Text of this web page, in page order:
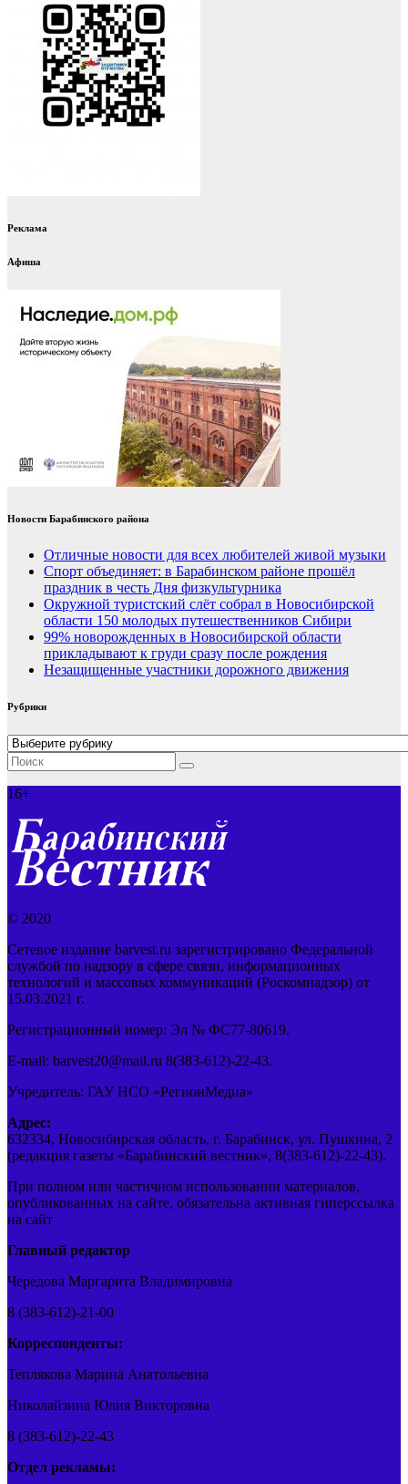
Реклама
Афиша
Новости Барабинского района
Отличные новости для всех любителей живой музыки
Спорт объединяет: в Барабинском районе прошёл
праздник в честь Дня физкультурника
Окружной туристский слёт собрал в Новосибирской
области 150 молодых путешественников Сибири
99% новорожденных в Новосибирской области
прикладывают к груди сразу после рождения
Незащищенные участники дорожного движения
Рубрики
Рубрики
16+
© 2020
Сетевое издание barvest.ru зарегистрировано Федеральной
службой по надзору в сфере связи, информационных
технологий и массовых коммуникаций (Роскомнадзор) от
15.03.2021 г.
Регистрационный номер: Эл № ФС77-80619.
E-mail: barvest20@mail.ru 8(383-612)-22-43.
Учредитель: ГАУ НСО «РегионМедиа»
Адрес:
632334, Новосибирская область, г. Барабинск, ул. Пушкина, 2
(редакция газеты «Барабинский вестник», 8(383-612)-22-43).
При полном или частичном использовании материалов,
опубликованных на сайте, обязательна активная гиперссылка
на сайт
Главный редактор
Чередова Маргарита Владимировна
8 (383-612)-21-00
Корреспонденты:
Теплякова Марина Анатольевна
Николайзина Юлия Викторовна
8 (383-612)-22-43
Отдел рекламы: